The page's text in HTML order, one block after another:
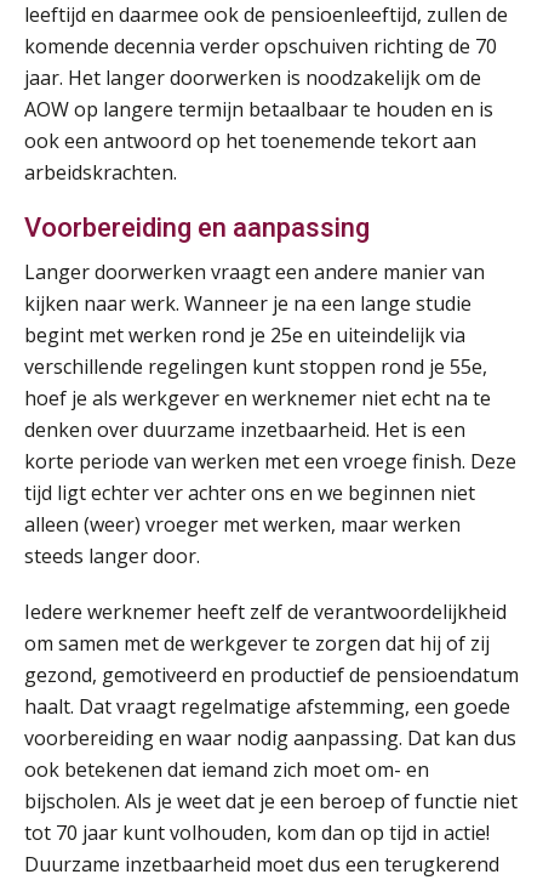
leeftijd en daarmee ook de pensioenleeftijd, zullen de
komende decennia verder opschuiven richting de 70
jaar. Het langer doorwerken is noodzakelijk om de
AOW op langere termijn betaalbaar te houden en is
ook een antwoord op het toenemende tekort aan
arbeidskrachten.
Voorbereiding en aanpassing
Langer doorwerken vraagt een andere manier van
kijken naar werk. Wanneer je na een lange studie
begint met werken rond je 25e en uiteindelijk via
verschillende regelingen kunt stoppen rond je 55e,
hoef je als werkgever en werknemer niet echt na te
denken over duurzame inzetbaarheid. Het is een
korte periode van werken met een vroege finish. Deze
tijd ligt echter ver achter ons en we beginnen niet
alleen (weer) vroeger met werken, maar werken
steeds langer door.
Iedere werknemer heeft zelf de verantwoordelijkheid
om samen met de werkgever te zorgen dat hij of zij
gezond, gemotiveerd en productief de pensioendatum
haalt. Dat vraagt regelmatige afstemming, een goede
voorbereiding en waar nodig aanpassing. Dat kan dus
ook betekenen dat iemand zich moet om- en
bijscholen. Als je weet dat je een beroep of functie niet
tot 70 jaar kunt volhouden, kom dan op tijd in actie!
Duurzame inzetbaarheid moet dus een terugkerend
11
AUG
Practical Diploma in Payroll Administration (PDL®)
Markus Verbeek Praehep
14
AUG
HBO Programma Manager Payroll Services & Benefits
Markus Verbeek Praehep
17
AUG
Module Arbeidsrecht en Sociale Zekerheid VPS
Markus Verbeek Praehep
20
AUG
Module Loonheffingen PDL
Markus Verbeek Praehep